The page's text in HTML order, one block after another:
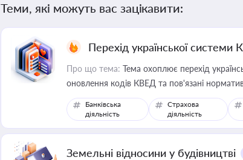
Теми, які можуть вас зацікавити:
Перехід української системи
Про що тема: Тема охоплює перехід
оновлення кодів КВЕД та пов'язані
Банківська
діяльність
Страхова
діяльність
Земельні відносини у будівництві